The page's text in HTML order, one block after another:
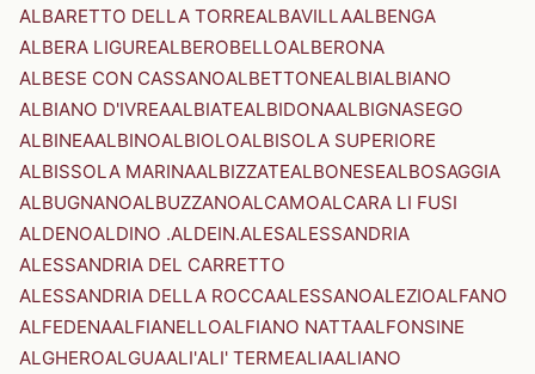
ALBARETTO DELLA TORREALBAVILLAALBENGA
ALBERA LIGUREALBEROBELLOALBERONA
ALBESE CON CASSANOALBETTONEALBIALBIANO
ALBIANO D'IVREAALBIATEALBIDONAALBIGNASEGO
ALBINEAALBINOALBIOLOALBISOLA SUPERIORE
ALBISSOLA MARINAALBIZZATEALBONESEALBOSAGGIA
ALBUGNANOALBUZZANOALCAMOALCARA LI FUSI
ALDENOALDINO .ALDEIN.ALESALESSANDRIA
ALESSANDRIA DEL CARRETTO
ALESSANDRIA DELLA ROCCAALESSANOALEZIOALFANO
ALFEDENAALFIANELLOALFIANO NATTAALFONSINE
ALGHEROALGUAALI'ALI' TERMEALIAALIANO